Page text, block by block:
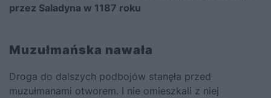
przez Saladyna w 1187 roku
Muzułmańska nawała
Droga do dalszych podbojów stanęła przed
muzułmanami otworem. I nie omieszkali z niej